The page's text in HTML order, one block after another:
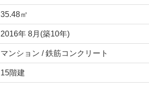
35.48㎡
2016年 8月(築10年)
マンション / 鉄筋コンクリート
15階建